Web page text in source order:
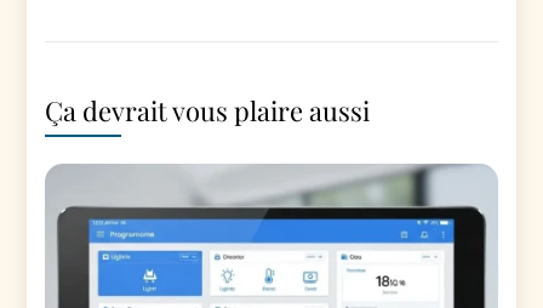
Ça devrait vous plaire aussi